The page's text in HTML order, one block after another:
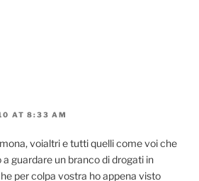
AT 8:33 AM
mona, voialtri e tutti quelli come voi che
a guardare un branco di drogati in
per colpa vostra ho appena visto